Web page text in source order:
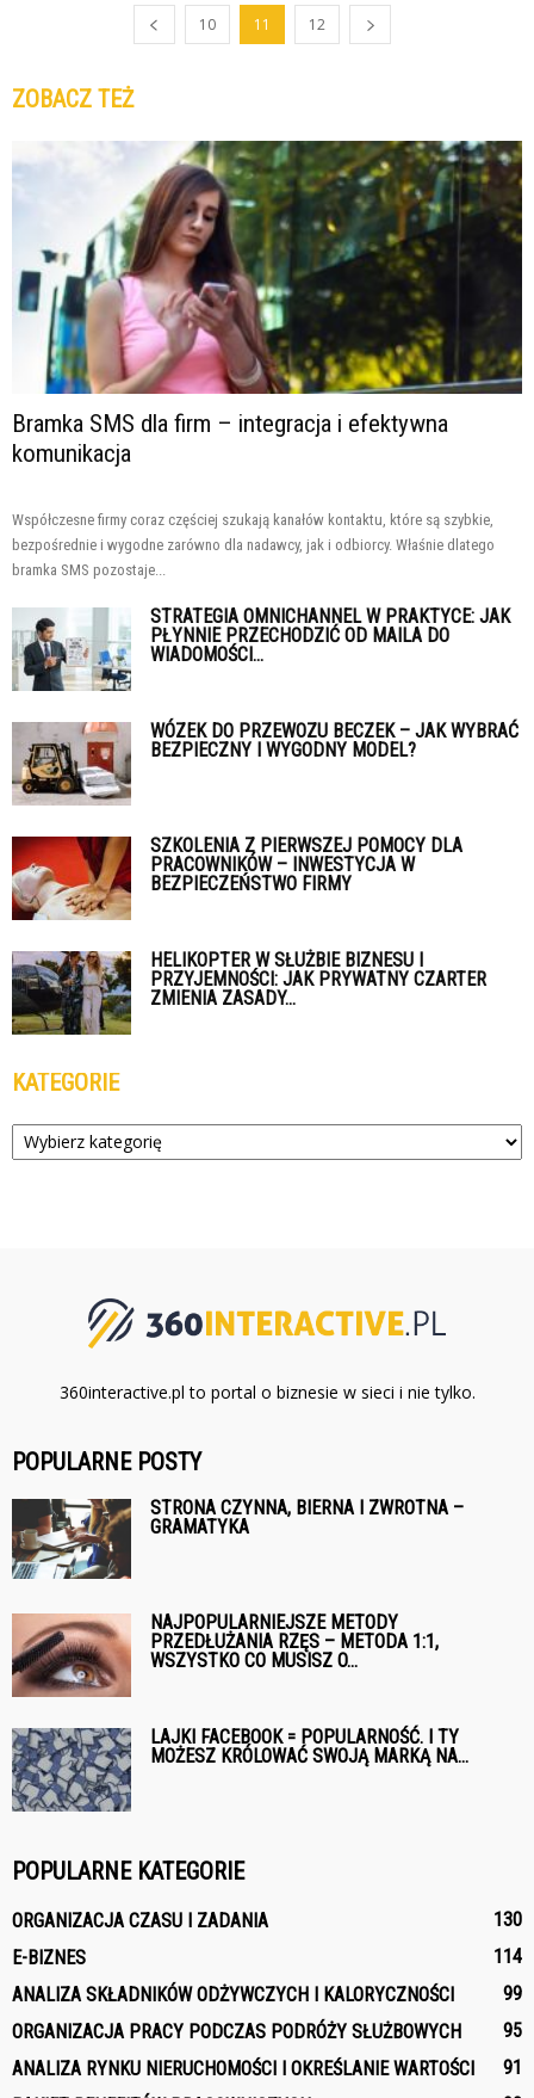
10 11 12
ZOBACZ TEŻ
Bramka SMS dla firm – integracja i efektywna
komunikacja
Współczesne firmy coraz częściej szukają kanałów kontaktu, które są szybkie,
bezpośrednie i wygodne zarówno dla nadawcy, jak i odbiorcy. Właśnie dlatego
bramka SMS pozostaje...
STRATEGIA OMNICHANNEL W PRAKTYCE: JAK
PŁYNNIE PRZECHODZIĆ OD MAILA DO
WIADOMOŚCI...
WÓZEK DO PRZEWOZU BECZEK – JAK WYBRAĆ
BEZPIECZNY I WYGODNY MODEL?
SZKOLENIA Z PIERWSZEJ POMOCY DLA
PRACOWNIKÓW – INWESTYCJA W
BEZPIECZEŃSTWO FIRMY
HELIKOPTER W SŁUŻBIE BIZNESU I
PRZYJEMNOŚCI: JAK PRYWATNY CZARTER
ZMIENIA ZASADY...
KATEGORIE
Kategorie
360interactive.pl to portal o biznesie w sieci i nie tylko.
POPULARNE POSTY
STRONA CZYNNA, BIERNA I ZWROTNA –
GRAMATYKA
NAJPOPULARNIEJSZE METODY
PRZEDŁUŻANIA RZĘS – METODA 1:1,
WSZYSTKO CO MUSISZ O...
LAJKI FACEBOOK = POPULARNOŚĆ. I TY
MOŻESZ KRÓLOWAĆ SWOJĄ MARKĄ NA...
POPULARNE KATEGORIE
ORGANIZACJA CZASU I ZADANIA
130
E-BIZNES
114
ANALIZA SKŁADNIKÓW ODŻYWCZYCH I KALORYCZNOŚCI
99
ORGANIZACJA PRACY PODCZAS PODRÓŻY SŁUŻBOWYCH
95
ANALIZA RYNKU NIERUCHOMOŚCI I OKREŚLANIE WARTOŚCI
91